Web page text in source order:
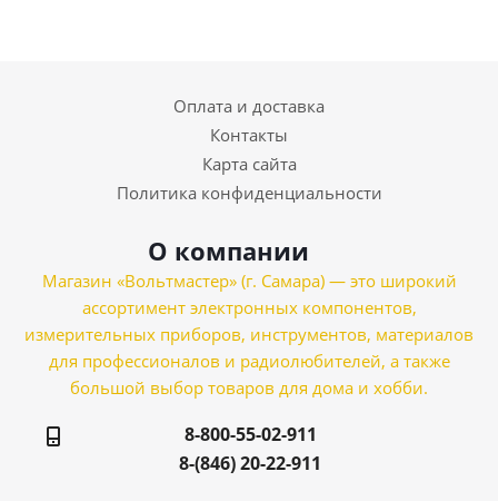
Оплата и доставка
Контакты
Карта сайта
Политика конфиденциальности
О компании
Магазин «Вольтмастер» (г. Самара) — это широкий
ассортимент электронных компонентов,
измерительных приборов, инструментов, материалов
для профессионалов и радиолюбителей, а также
большой выбор товаров для дома и хобби.
8-800-55-02-911
8-(846) 20-22-911